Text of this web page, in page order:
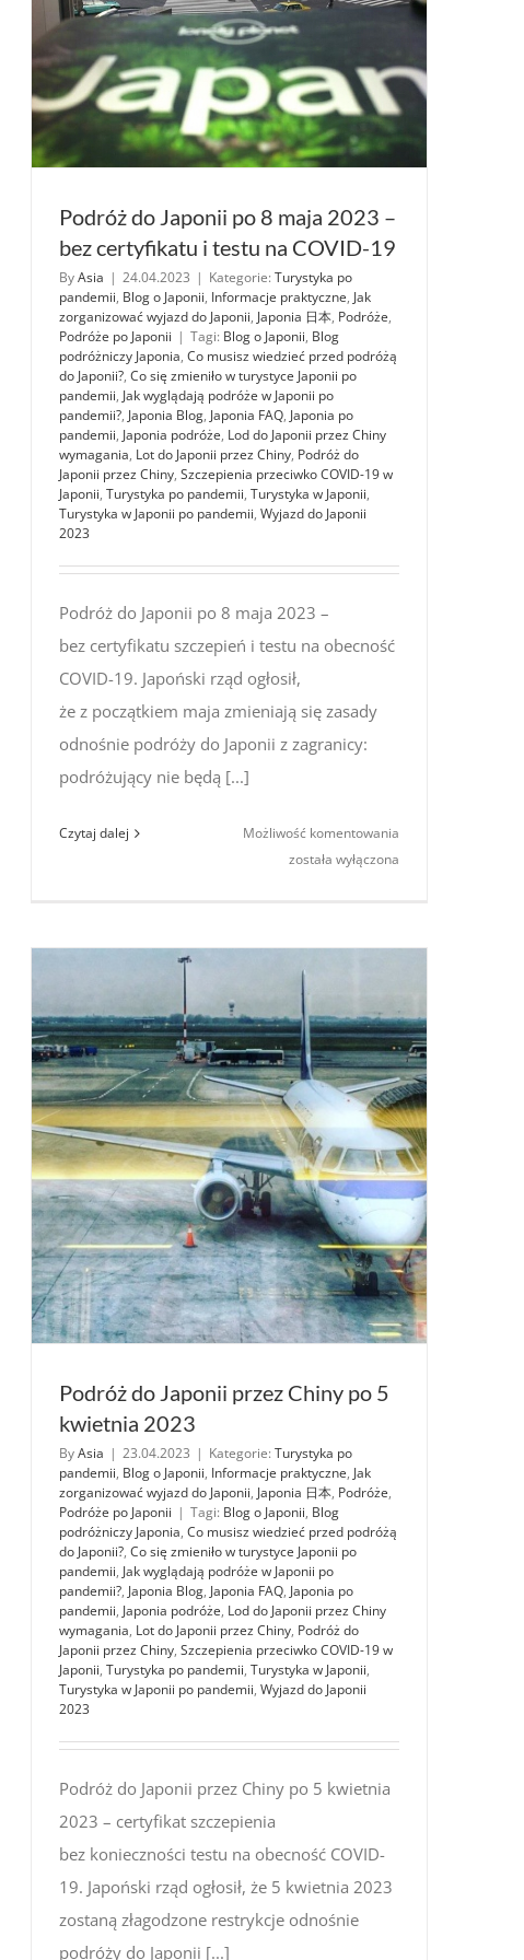
Podróż do Japonii po 8 maja 2023 –
bez certyfikatu i testu na COVID-19
ByAsia | 24.04.2023 | Kategorie: Turystyka po
pandemii, Blog o Japonii, Informacje praktyczne, Jak
zorganizować wyjazd do Japonii, Japonia 日本, Podróże,
Podróże po Japonii | Tagi: Blog o Japonii, Blog
podróżniczy Japonia, Co musisz wiedzieć przed podróżą
do Japonii?, Co się zmieniło w turystyce Japonii po
pandemii, Jak wyglądają podróże w Japonii po
pandemii?, Japonia Blog, Japonia FAQ, Japonia po
pandemii, Japonia podróże, Lod do Japonii przez Chiny
wymagania, Lot do Japonii przez Chiny, Podróż do
Japonii przez Chiny, Szczepienia przeciwko COVID-19 w
Japonii, Turystyka po pandemii, Turystyka w Japonii,
Turystyka w Japonii po pandemii, Wyjazd do Japonii
2023
Podróż do Japonii po 8 maja 2023 –
bez certyfikatu szczepień i testu na obecność
COVID-19. Japoński rząd ogłosił,
że z początkiem maja zmieniają się zasady
odnośnie podróży do Japonii z zagranicy:
podróżujący nie będą [...]
Czytaj dalej Możliwość komentowania
i testu
na COVID-
19
została wyłączona
Podróż do Japonii przez Chiny po 5
kwietnia 2023
ByAsia | 23.04.2023 | Kategorie: Turystyka po
pandemii, Blog o Japonii, Informacje praktyczne, Jak
zorganizować wyjazd do Japonii, Japonia 日本, Podróże,
Podróże po Japonii | Tagi: Blog o Japonii, Blog
podróżniczy Japonia, Co musisz wiedzieć przed podróżą
do Japonii?, Co się zmieniło w turystyce Japonii po
pandemii, Jak wyglądają podróże w Japonii po
pandemii?, Japonia Blog, Japonia FAQ, Japonia po
pandemii, Japonia podróże, Lod do Japonii przez Chiny
wymagania, Lot do Japonii przez Chiny, Podróż do
Japonii przez Chiny, Szczepienia przeciwko COVID-19 w
Japonii, Turystyka po pandemii, Turystyka w Japonii,
Turystyka w Japonii po pandemii, Wyjazd do Japonii
2023
Podróż do Japonii przez Chiny po 5 kwietnia
2023 – certyfikat szczepienia
bez konieczności testu na obecność COVID-
19. Japoński rząd ogłosił, że 5 kwietnia 2023
zostaną złagodzone restrykcje odnośnie
podróży do Japonii [...]